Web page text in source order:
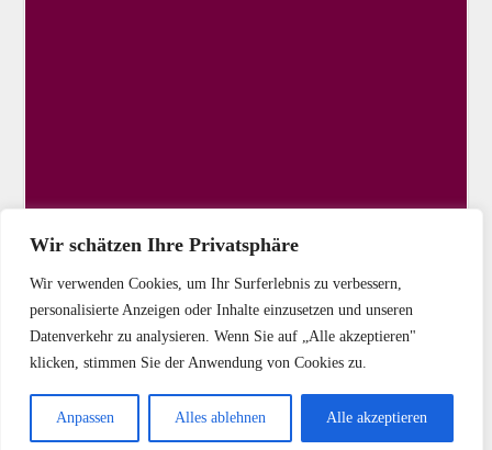
Wir schätzen Ihre Privatsphäre
Wir verwenden Cookies, um Ihr Surferlebnis zu verbessern,
personalisierte Anzeigen oder Inhalte einzusetzen und unseren
Datenverkehr zu analysieren. Wenn Sie auf „Alle akzeptieren"
klicken, stimmen Sie der Anwendung von Cookies zu.
Anpassen Alles ablehnen Alle akzeptieren
Copyright © 2025 DIE LINKE Kassel-Stadt
Datenschutz